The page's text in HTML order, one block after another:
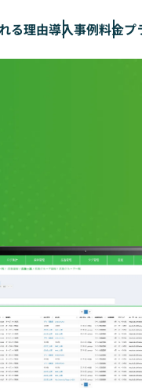
る理由導入事例料金プ